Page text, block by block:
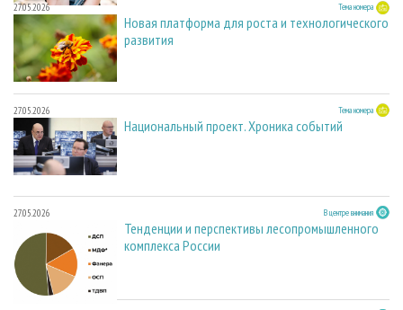
27.05.2026 Тема номера
Новая платформа для роста и технологического
развития
27.05.2026 Тема номера
Национальный проект. Хроника событий
27.05.2026 В центре внимания
Тенденции и перспективы лесопромышленного
комплекса России